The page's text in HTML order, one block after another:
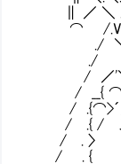
∥ ／
⌒ /
./ ＼__ノ
./ /| |: : : .
/ ／'＼ Ⅵ/
/ __{
/ .{⌒>´_)-/
/ .{ / 乂
/ . 〉
/ . {